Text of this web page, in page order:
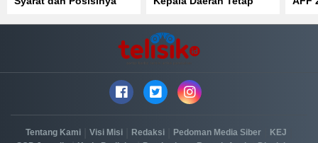
Anggaran di 2027
Tentang Kami Visi Misi Redaksi Pedoman Media Siber KEJ